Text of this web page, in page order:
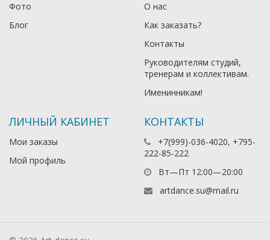
Фото
Блог
О нас
Как заказать?
Контакты
Руководителям студий,
тренерам и коллективам.
Именинникам!
ЛИЧНЫЙ КАБИНЕТ
Мои заказы
Мой профиль
КОНТАКТЫ
+7(999)-036-4020, +795-
222-85-222
Вт—Пт 12:00—20:00
artdance.su@mail.ru